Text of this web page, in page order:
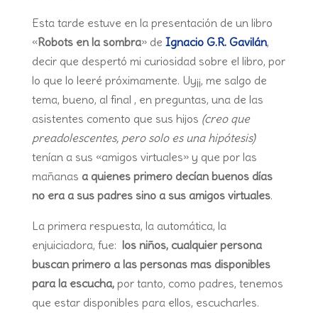
Esta tarde estuve en la presentación de un libro
«Robots en la sombra» de Ignacio G.R. Gavilán,
decir que despertó mi curiosidad sobre el libro, por
lo que lo leeré próximamente. Uy¡¡, me salgo de
tema, bueno, al final , en preguntas, una de las
asistentes comento que sus hijos (creo que
preadolescentes, pero solo es una hipótesis)
tenían a sus «amigos virtuales» y que por las
mañanas a quienes primero decían buenos días
no era a sus padres sino a sus amigos virtuales.
La primera respuesta, la automática, la
enjuiciadora, fue: los niños, cualquier persona
buscan primero a las personas mas disponibles
para la escucha,por tanto, como padres, tenemos
que estar disponibles para ellos, escucharles.